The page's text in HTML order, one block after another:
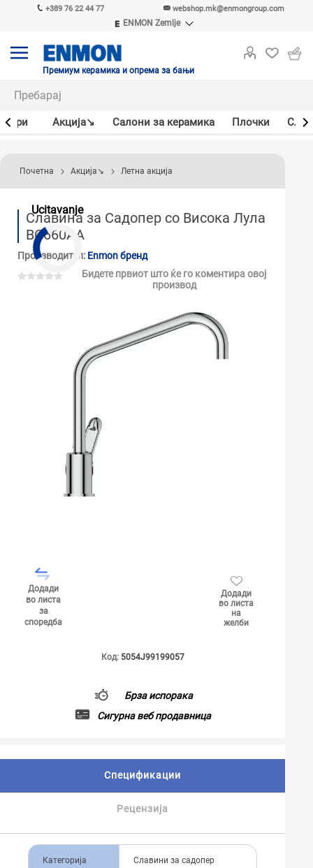
+389 76 22 44 77 webshop.mk@enmongroup.com
ENMON Zemlje
ENMON MKD
Премиум керамика и опрема за бањи
Акцијa↘ Салони за керамика Плочки
Ucitavanje
Почетна Акцијa↘ Летна акција
Славина за Садопер со Висока Лула
BC660AA
Производител: Enmon бренд
Бидете првиот што ќе го коментира овој
производ
Додади
во листа
за
споредба
Додади
во листа
на
желби
Код: 5054J99199057
Брза испорака
Сигурна веб продавница
Спецификации
Рецензија
Категорија Славини за садопер